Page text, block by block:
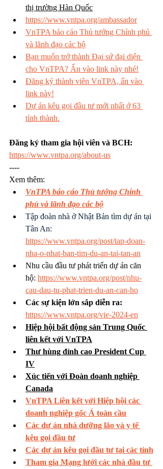
thị trường Hàn Quốc
https://www.vntpa.org/ambassador
VnTPA báo cáo Thủ tướng Chính phủ
và lãnh đạo các bộ
Bạn muốn trở thành Đại sứ đại diện
cho VnTPA? Ấn vào link này nhé!
Đăng ký thành viên VnTPA, ấn vào
link này!
Dự án kêu gọi đầu tư mới nhất ở 63
tỉnh thành.
Đăng ký tham gia hội viên và BCH:
https://www.vntpa.org/about-us
----
Xem thêm:
VnTPA báo cáo Thủ tướng Chính
phủ và lãnh đạo các bộ
Tập đoàn nhà ở Nhật Bản tìm dự án tại
Tân An:
https://www.vntpa.org/post/tap-doan-
nha-o-nhat-ban-tim-du-an-tai-tan-an
Nhu cầu đầu tư phát triển dự án căn
hộ: https://www.vntpa.org/post/nhu-
cau-dau-tu-phat-trien-du-an-can-ho
Các sự kiện lớn sắp diễn ra:
https://www.vntpa.org/vie-2024-en
Hiệp hội bất động sản Trung Quốc
liên kết với VnTPA
Thư hùng đỉnh cao President Cup
IV
Xúc tiến với Đoàn doanh nghiệp
Canada
VnTPA Liên kết với Hiệp hội các
doanh nghiệp gốc Á toàn cầu
Các dự án nhà dưỡng lão và y tế
kêu gọi đầu tư
Các dự án kêu gọi đầu tư tại các tỉnh
Tham gia Mạng lưới các nhà đầu tư